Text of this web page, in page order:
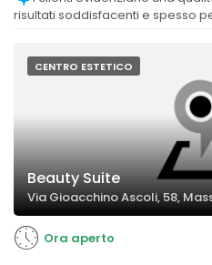
risultati soddisfacenti e spesso
CENTRO ESTETICO
Beauty Suite
Via Gioacchino Ascoli, 58,
Ora aperto